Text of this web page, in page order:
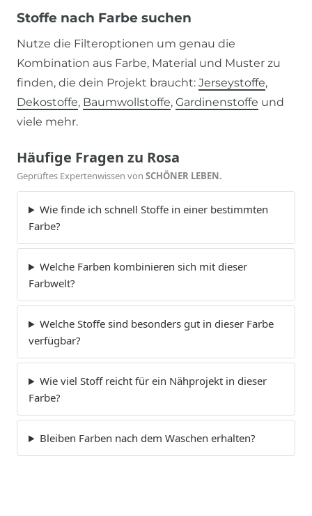
Stoffe nach Farbe suchen
Nutze die Filteroptionen um genau die
Kombination aus Farbe, Material und Muster zu
finden, die dein Projekt braucht: Jerseystoffe,
Dekostoffe, Baumwollstoffe, Gardinenstoffe und
viele mehr.
Häufige Fragen zu Rosa
Geprüftes Expertenwissen von SCHÖNER LEBEN.
Wie finde ich schnell Stoffe in einer bestimmten
Farbe?
Welche Farben kombinieren sich mit dieser
Farbwelt?
Welche Stoffe sind besonders gut in dieser Farbe
verfügbar?
Wie viel Stoff reicht für ein Nähprojekt in dieser
Farbe?
Bleiben Farben nach dem Waschen erhalten?